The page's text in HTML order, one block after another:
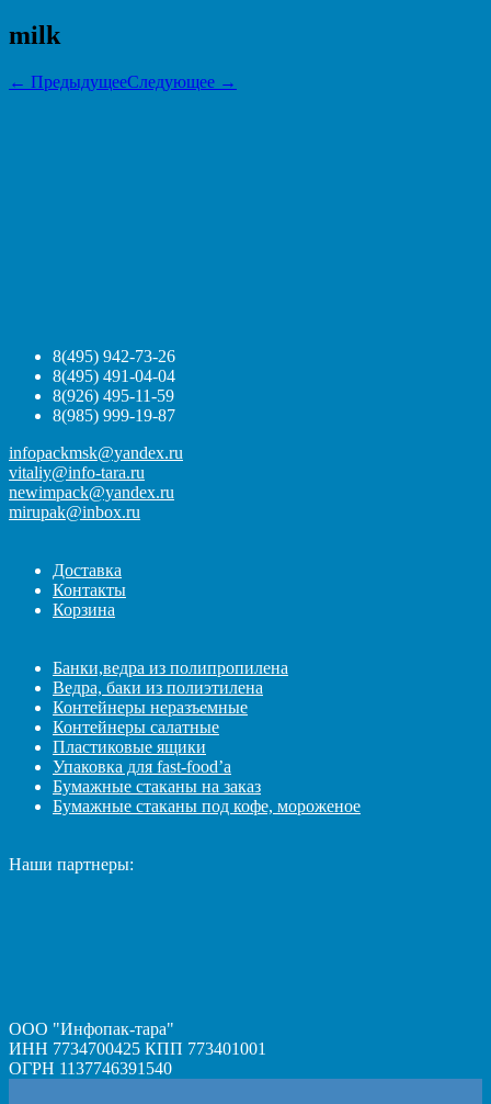
milk
← ПредыдущееСледующее →
8(495) 942-73-26
8(495) 491-04-04
8(926) 495-11-59
8(985) 999-19-87
infopackmsk@yandex.ru
vitaliy@info-tara.ru
newimpack@yandex.ru
mirupak@inbox.ru
Доставка
Контакты
Корзина
Банки,ведра из полипропилена
Ведра, баки из полиэтилена
Контейнеры неразъемные
Контейнеры салатные
Пластиковые ящики
Упаковка для fast-food’а
Бумажные стаканы на заказ
Бумажные стаканы под кофе, мороженое
Наши партнеры:
ООО "Инфопак-тара"
ИНН 7734700425 КПП 773401001
ОГРН 1137746391540